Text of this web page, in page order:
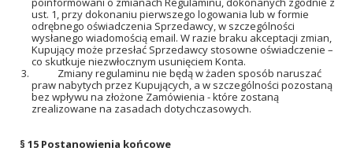
ust. 1, przy dokonaniu pierwszego logowania lub w formie
odrębnego oświadczenia Sprzedawcy, w szczególności
wysłanego wiadomością email. W razie braku akceptacji zmian,
Kupujący może przesłać Sprzedawcy stosowne oświadczenie –
co skutkuje niezwłocznym usunięciem Konta.
Zmiany regulaminu nie będą w żaden sposób naruszać
praw nabytych przez Kupujących, a w szczególności pozostaną
bez wpływu na złożone Zamówienia - które zostaną
zrealizowane na zasadach dotychczasowych.
§ 15 Postanowienia końcowe